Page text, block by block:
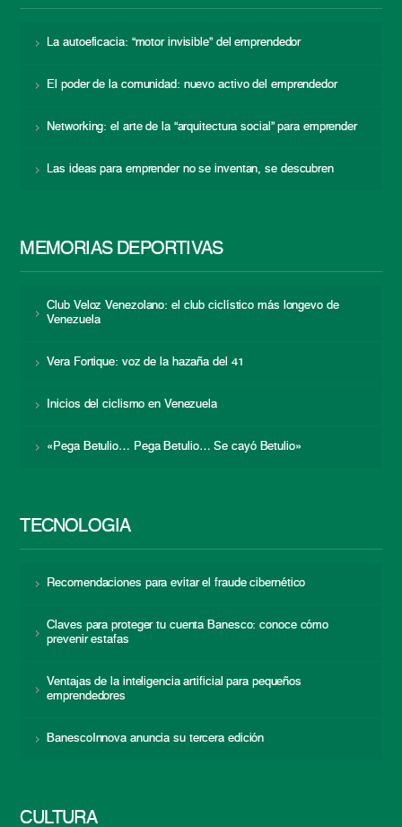
La autoeficacia: “motor invisible” del emprendedor
El poder de la comunidad: nuevo activo del emprendedor
Networking: el arte de la “arquitectura social” para emprender
Las ideas para emprender no se inventan, se descubren
MEMORIAS DEPORTIVAS
Club Veloz Venezolano: el club ciclístico más longevo de
Venezuela
Vera Fortique: voz de la hazaña del 41
Inicios del ciclismo en Venezuela
«Pega Betulio… Pega Betulio… Se cayó Betulio»
TECNOLOGÍA
Recomendaciones para evitar el fraude cibernético
Claves para proteger tu cuenta Banesco: conoce cómo
prevenir estafas
Ventajas de la inteligencia artificial para pequeños
emprendedores
BanescoInnova anuncia su tercera edición
CULTURA